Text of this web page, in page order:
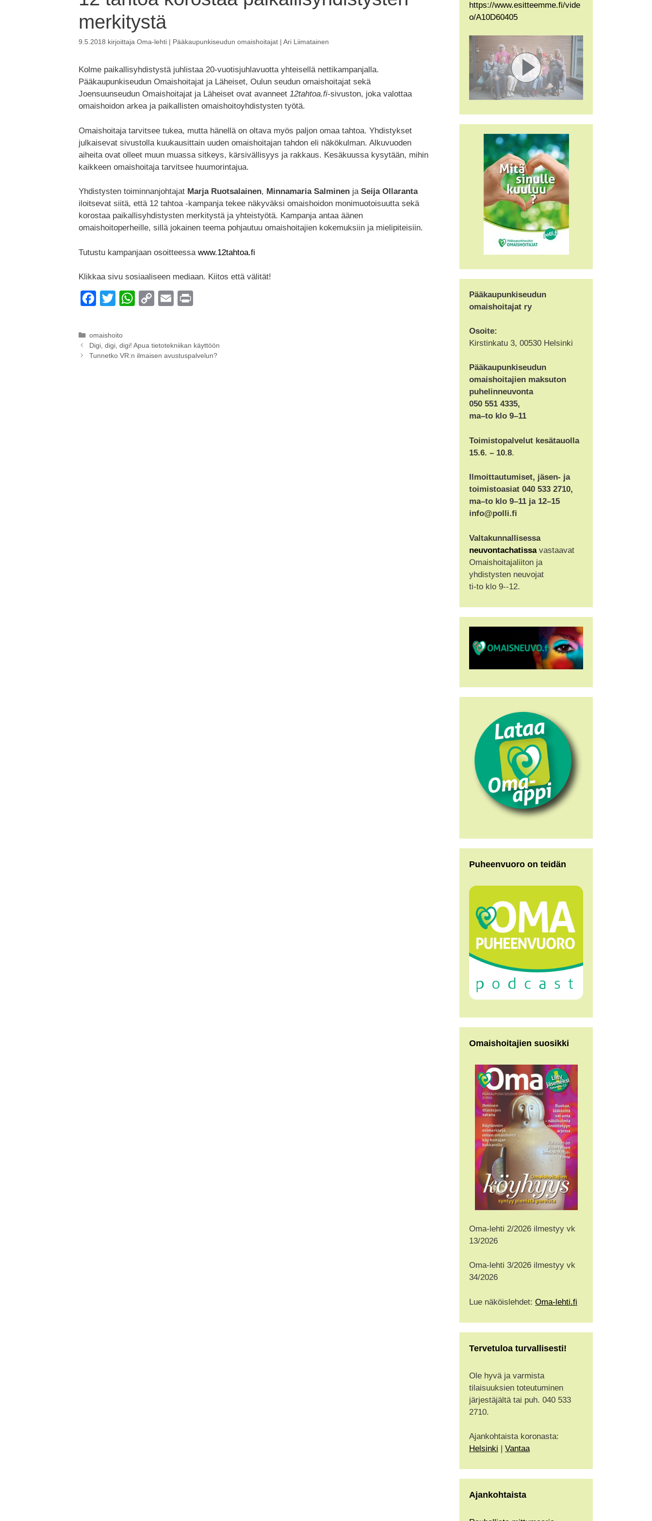
merkitystä
9.5.2018 kirjoittaja Oma-lehti | Pääkaupunkiseudun omaishoitajat | Ari Liimatainen
Kolme paikallisyhdistystä juhlistaa 20-vuotisjuhlavuotta yhteisellä nettikampanjalla.
Pääkaupunkiseudun Omaishoitajat ja Läheiset, Oulun seudun omaishoitajat sekä
Joensuunseudun Omaishoitajat ja Läheiset ovat avanneet 12tahtoa.fi-sivuston, joka valottaa
omaishoidon arkea ja paikallisten omaishoitoyhdistysten työtä.
Omaishoitaja tarvitsee tukea, mutta hänellä on oltava myös paljon omaa tahtoa. Yhdistykset
julkaisevat sivustolla kuukausittain uuden omaishoitajan tahdon eli näkökulman. Alkuvuoden
aiheita ovat olleet muun muassa sitkeys, kärsivällisyys ja rakkaus. Kesäkuussa kysytään, mihin
kaikkeen omaishoitaja tarvitsee huumorintajua.
Yhdistysten toiminnanjohtajat Marja Ruotsalainen, Minnamaria Salminen ja Seija Ollaranta
iloitsevat siitä, että 12 tahtoa -kampanja tekee näkyväksi omaishoidon monimuotoisuutta sekä
korostaa paikallisyhdistysten merkitystä ja yhteistyötä. Kampanja antaa äänen
omaishoitoperheille, sillä jokainen teema pohjautuu omaishoitajien kokemuksiin ja mielipiteisiin.
Tutustu kampanjaan osoitteessa www.12tahtoa.fi
Klikkaa sivu sosiaaliseen mediaan. Kiitos että välität!
F
c
e
b
T
tt
er
W
s
A
C
y
Li
E
Kategoriat
omaishoito
Digi, digi, digi! Apua tietotekniikan käyttöön
Tunnetko VR:n ilmaisen avustuspalvelun?
https://www.esitteemme.fi/vide
o/A10D60405
Pääkaupunkiseudun
omaishoitajat ry
Osoite:
Kirstinkatu 3, 00530 Helsinki
Pääkaupunkiseudun
omaishoitajien maksuton
puhelinneuvonta
050 551 4335,
ma–to klo 9–11
Toimistopalvelut kesätauolla
15.6. – 10.8.
Ilmoittautumiset, jäsen- ja
toimistoasiat 040 533 2710,
ma–to klo 9–11 ja 12–15
info@polli.fi
Valtakunnallisessa
neuvontachatissavastaavat
Omaishoitajaliiton ja
yhdistysten neuvojat
ti-to klo 9--12.
Puheenvuoro on teidän
Omaishoitajien suosikki
Oma-lehti 2/2026 ilmestyy vk
13/2026
Oma-lehti 3/2026 ilmestyy vk
34/2026
Lue näköislehdet: Oma-lehti.fi
Tervetuloa turvallisesti!
Ole hyvä ja varmista
tilaisuuksien toteutuminen
järjestäjältä tai puh. 040 533
2710.
Ajankohtaista koronasta:
Helsinki | Vantaa
Ajankohtaista